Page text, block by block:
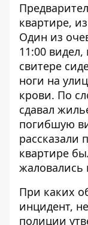
квартире,
Один из
11:00
свитере
ноги на
крови. По
сдавал
погибшую
рассказали
квартире
жаловались
При каких
инцидент,
полиции